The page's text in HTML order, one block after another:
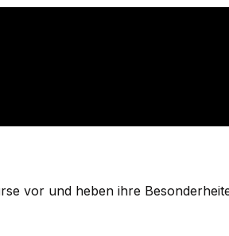
vor und heben ihre